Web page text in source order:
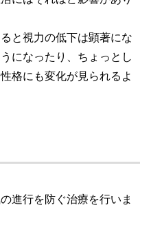
と視力の低下は顕著にな
になったり、ちょっとし
格にも変化が見られるよ
進行を防ぐ治療を行いま